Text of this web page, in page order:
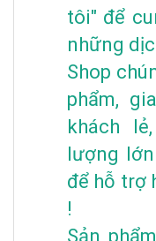
tôi" để
những
Shop
phẩm,
khách
lượng
để hỗ trợ
!
Sản